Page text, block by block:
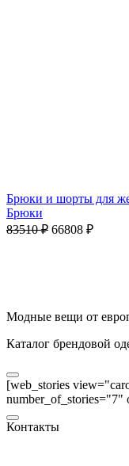
Брюки и шорты для
Брюки
83510₽ 66808 ₽
Модные вещи от
Каталог брендовой
[web_stories
number_of_stories="7"
Контакты